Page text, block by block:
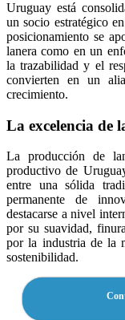
Uruguay está
un socio estratégico
posicionamiento se
lanera como en un
la trazabilidad y el
convierten en un
crecimiento.
La excelencia de
La producción de
productivo de
entre una sólida
permanente de
destacarse a nivel
por su suavidad,
por la industria de la
sostenibilidad.